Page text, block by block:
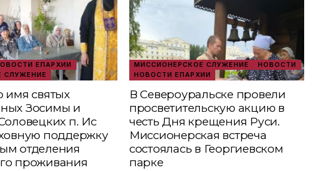
ЕПАРХИИ
СЛУЖЕНИЕ
имя святых
Зосимы и
п. Ис
поддержку
отделения
проживания
МИССИОНЕРСКОЕ СЛУЖЕНИЕ
НОВОСТИ
НОВОСТИ ЕПАРХИИ
В Североуральске провели
просветительскую акцию в
честь Дня крещения Руси.
Миссионерская встреча
состоялась в Георгиевском
парке